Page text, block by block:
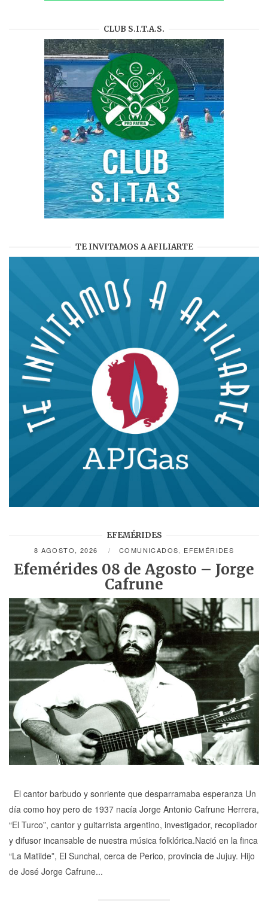
CLUB S.I.T.A.S.
TE INVITAMOS A AFILIARTE
EFEMÉRIDES
8 AGOSTO, 2026 COMUNICADOS EFEMÉRIDES
Efemérides 08 de Agosto – Jorge
Cafrune
El cantor barbudo y sonriente que desparramaba esperanza Un
día como hoy pero de 1937 nacía Jorge Antonio Cafrune Herrera,
“El Turco”, cantor y guitarrista argentino, investigador, recopilador
y difusor incansable de nuestra música folklórica.Nació en la finca
“La Matilde”, El Sunchal, cerca de Perico, provincia de Jujuy. Hijo
de José Jorge Cafrune...